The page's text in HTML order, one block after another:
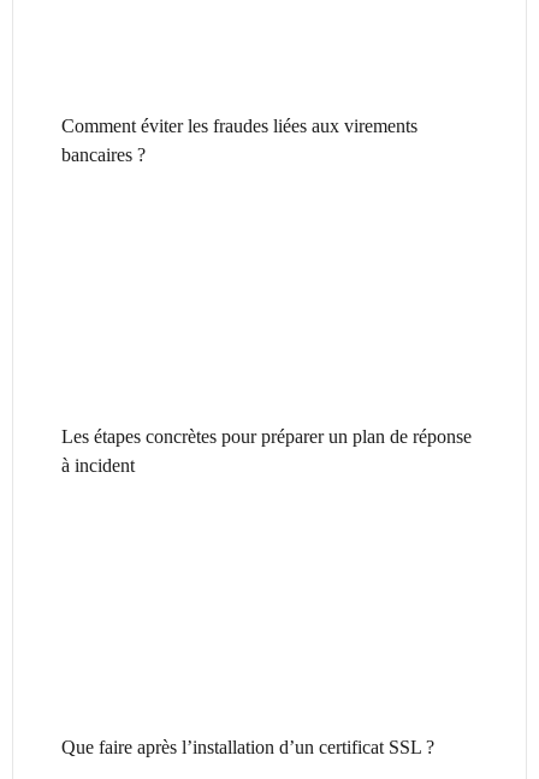
Comment éviter les fraudes liées aux virements
bancaires ?
Les étapes concrètes pour préparer un plan de réponse
à incident
Que faire après l’installation d’un certificat SSL ?